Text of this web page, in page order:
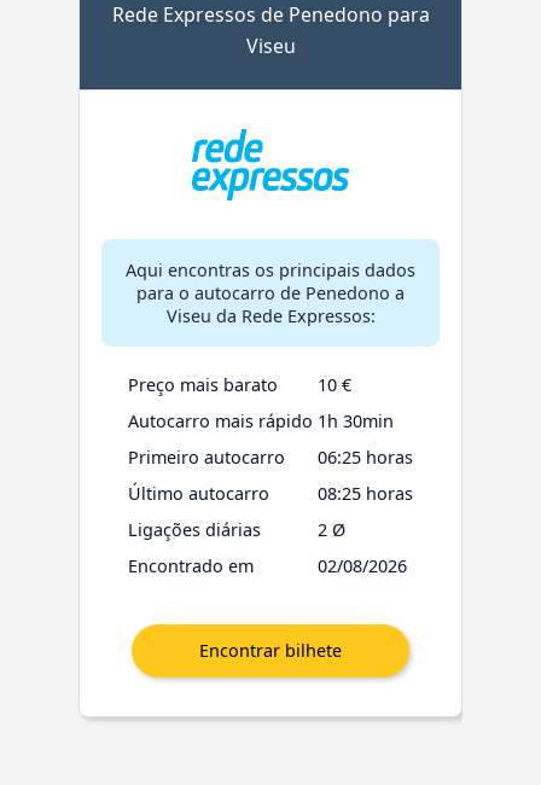
Rede Expressos de Penedono para
Viseu
Aqui encontras os principais dados
para o autocarro de Penedono a
Viseu da Rede Expressos:
Preço mais barato
10 €
Autocarro mais rápido 1h 30min
Primeiro autocarro
06:25 horas
Último autocarro
08:25 horas
Ligações diárias
2 Ø
Encontrado em
02/08/2026